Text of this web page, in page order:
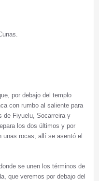
por debajo del templo
con rumbo al saliente para
de Fiyuelu, Socarreira y
los dos últimos y por
unas rocas; allí se asentó el
se unen los términos de
que veremos por debajo del